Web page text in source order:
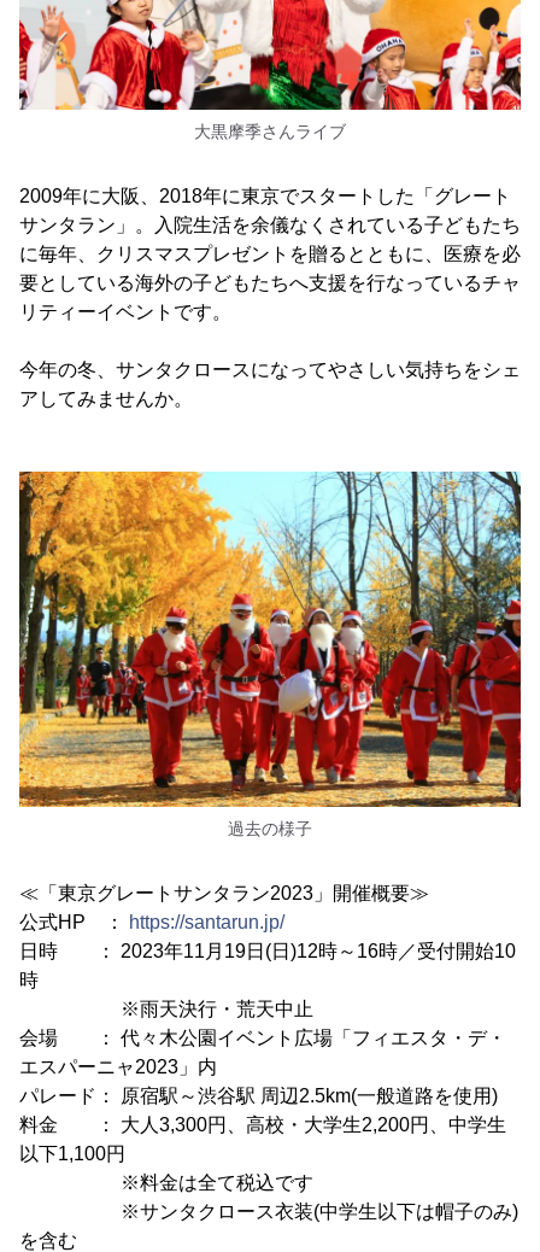
大黒摩季さんライブ
2009年に大阪、2018年に東京でスタートした「グレート
サンタラン」。入院生活を余儀なくされている子どもたち
に毎年、クリスマスプレゼントを贈るとともに、医療を必
要としている海外の子どもたちへ支援を行なっているチャ
リティーイベントです。
今年の冬、サンタクロースになってやさしい気持ちをシェ
アしてみませんか。
過去の様子
≪「東京グレートサンタラン2023」開催概要≫
公式HP ：
https://santarun.jp/
日時 ： 2023年11月19日(日)12時～16時／受付開始10
時
※雨天決行・荒天中止
会場 ： 代々木公園イベント広場「フィエスタ・デ・
エスパーニャ2023」内
パレード： 原宿駅～渋谷駅 周辺2.5km(一般道路を使用)
料金 ： 大人3,300円、高校・大学生2,200円、中学生
以下1,100円
※料金は全て税込です
※サンタクロース衣装(中学生以下は帽子のみ)
を含む